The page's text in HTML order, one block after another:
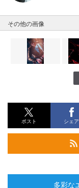
その他の画像
ポスト シェア
多彩な